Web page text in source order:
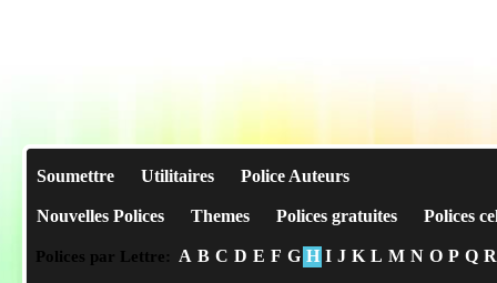
Soumettre Utilitaires Police Auteurs
Nouvelles Polices Themes Polices gratuites Polices
Polices par Lettre: A B C D E F G H I J K L M N O P Q R